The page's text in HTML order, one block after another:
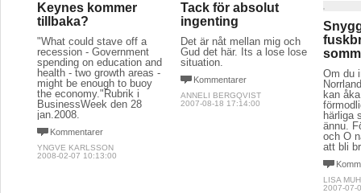
Keynes kommer
tillbaka?
"What could stave off a
recession - Government
spending on education and
health - two growth areas -
might be enough to buoy
the economy."Rubrik i
BusinessWeek den 28
jan.2008.
Kommentarer
YNGVE KARLSSON
2008-02-07 10:13:00
Tack för absolut
ingenting
Det är nåt mellan mig och
Gud det här. Its a lose lose
situation.
Kommentarer
ANNELI BERGQVIST
2007-08-18 17:14:00
Om du
kan
härliga
ännu.
och O
att bli
LISA
2007-07-